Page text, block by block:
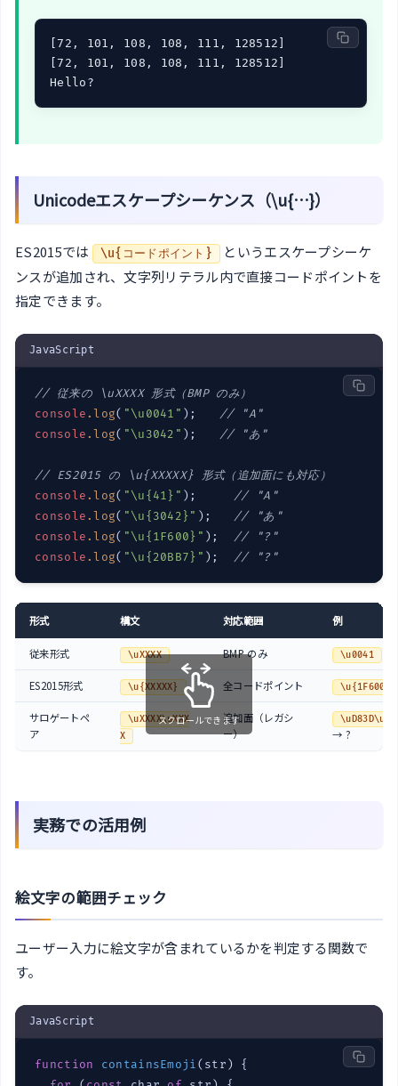
[72, 101, 108, 108, 111, 128512]
[72, 101, 108, 108, 111, 128512]
Hello?
Unicodeエスケープシーケンス（\u{…}）
ES2015では \u{コードポイント}
というエスケープシーケ
ンスが追加され、文字列リテラル内で直接コードポイントを
指定できます。
JavaScript
// 従来の \uXXXX 形式（BMP のみ）
console.log( "\u0041" ); // "A"
console.log( "\u3042" ); // "あ"
// ES2015 の \u{XXXXX} 形式（追加面にも対応）
console.log( "\u{41}" ); // "A"
console.log( "\u{3042}" ); // "あ"
console.log( "\u{1F600}" ); // "?"
console.log( "\u{20BB7}" ); // "?"
形式 構文 対応範囲 例
従来形式 \uXXXX BMP のみ \u0041 →
ES2015形式 \u{XXXXX} 全コードポイント \u{1F600}
サロゲートペ
ア
\uXXXX\uXXX
X
追加面（レガシ
ー）
→ ?
スクロールできます
実務での活用例
絵文字の範囲チェック
ユーザー入力に絵文字が含まれているかを判定する関数で
す。
JavaScript
function containsEmoji( str) {